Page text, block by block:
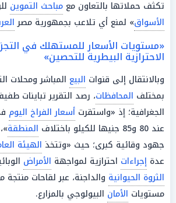
تكثف حملاتها بالتعاون معمباحث التموين
الأسواق» لمنع أي تلاعب بجمهورية مصر
«مستويات الأسعار للمستهلك في
الاحترازية البيطرية للتحصين»
وبالانتقال إلى قنوات البيع المباشر ومحلات
بمختلف المحافظات، رصد التقرير تباينات
الجغرافية؛ إذ «واستقرت أسعار الفراخ اليوم
عند 80 و85 جنيها للكيلو باختلاف
المنطقة
جهود وقائية كبرى؛ حيث «وتتخذ الهيئة
عدة إجراءات احترازية لمواجهة الأمراض
الثروة الحيوانية والداجنة، عبر لقاحات
مستويات الأمان البيولوجي بالمزارع.